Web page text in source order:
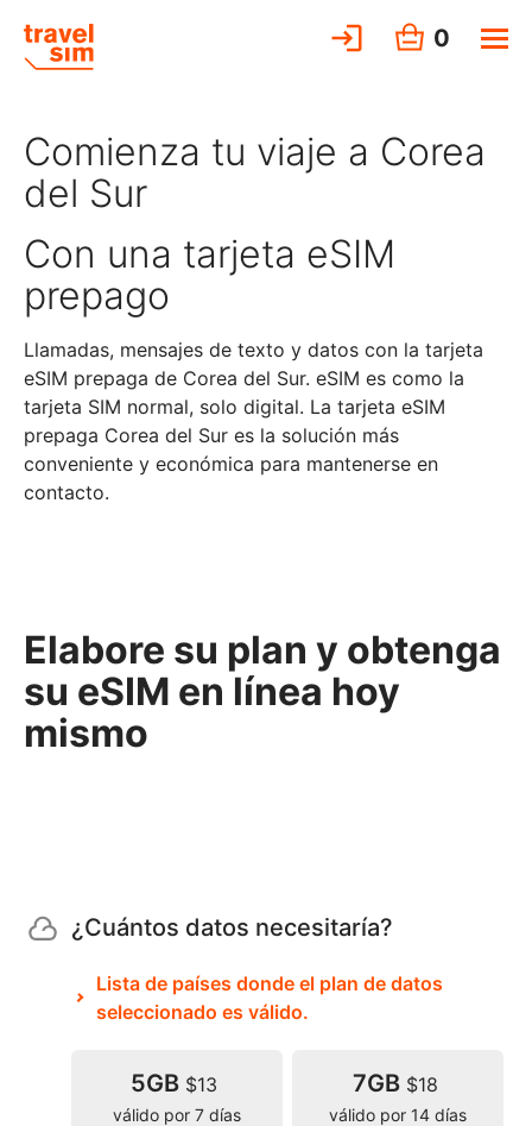
0
Comienza tu viaje a Corea
del Sur
Con una tarjeta eSIM
prepago
Llamadas, mensajes de texto y datos con la tarjeta
eSIM prepaga de Corea del Sur. eSIM es como la
tarjeta SIM normal, solo digital. La tarjeta eSIM
prepaga Corea del Sur es la solución más
conveniente y económica para mantenerse en
contacto.
Elabore su plan y obtenga
su eSIM en línea hoy
mismo
¿Cuántos datos necesitaría?
Lista de países donde el plan de datos
seleccionado es válido.
5GB $13
válido por 7 días
7GB $18
válido por 14 días